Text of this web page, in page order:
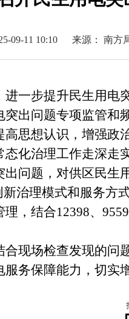
09-11 10:10 来源： 南方
一步提升民生用
出问题专项监管和
思想认识，增强政
化治理工作走深走
问题，对供区民
治理模式和服务
，结合12398、
现场检查发现的问
务保障能力，切实